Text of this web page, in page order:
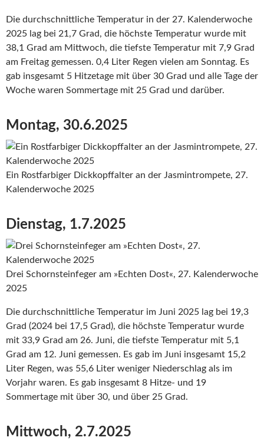
Die durchschnittliche Temperatur in der 27. Kalenderwoche
2025 lag bei 21,7 Grad, die höchste Temperatur wurde mit
38,1 Grad am Mittwoch, die tiefste Temperatur mit 7,9 Grad
am Freitag gemessen. 0,4 Liter Regen vielen am Sonntag. Es
gab insgesamt 5 Hitzetage mit über 30 Grad und alle Tage der
Woche waren Sommertage mit 25 Grad und darüber.
Montag, 30.6.2025
Ein Rostfarbiger Dickkopffalter an der Jasmintrompete, 27.
Kalenderwoche 2025
Dienstag, 1.7.2025
Drei Schornsteinfeger am »Echten Dost«, 27. Kalenderwoche
2025
Die durchschnittliche Temperatur im Juni 2025 lag bei 19,3
Grad (2024 bei 17,5 Grad), die höchste Temperatur wurde
mit 33,9 Grad am 26. Juni, die tiefste Temperatur mit 5,1
Grad am 12. Juni gemessen. Es gab im Juni insgesamt 15,2
Liter Regen, was 55,6 Liter weniger Niederschlag als im
Vorjahr waren. Es gab insgesamt 8 Hitze- und 19
Sommertage mit über 30, und über 25 Grad.
Mittwoch, 2.7.2025